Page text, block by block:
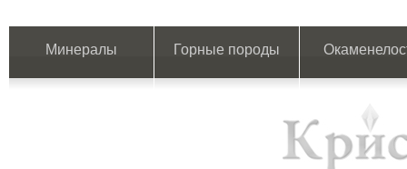
Минералы Горные породы